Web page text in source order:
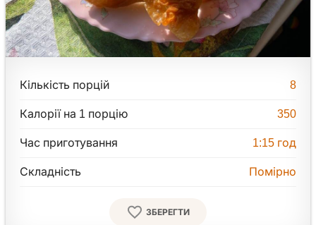
Кількість порцій 8
Калорії на 1 порцію 350
Час приготування 1:15 год
Складність Помірно
ЗБЕРЕГТИ